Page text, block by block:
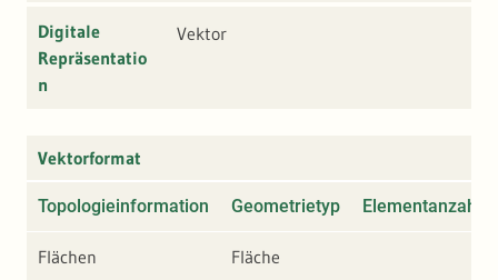
Digitale
Repräsentatio
n
Vektor
Vektorformat
Topologieinformation Geometrietyp Elementanzahl
Flächen Fläche